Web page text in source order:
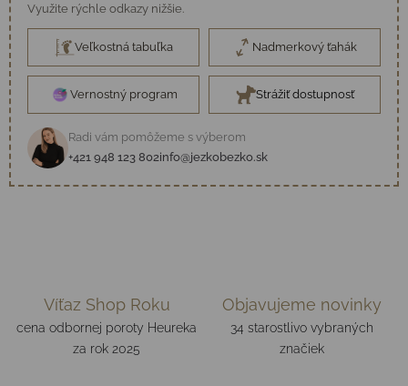
Využite rýchle odkazy nižšie.
Veľkostná tabuľka Nadmerkový ťahák
Vernostný program Strážiť dostupnosť
Radi vám pomôžeme s výberom
+421 948 123 802info@jezkobezko.sk
Víťaz Shop Roku
cena odbornej poroty Heureka
za rok 2025
Objavujeme novinky
34 starostlivo vybraných
značiek